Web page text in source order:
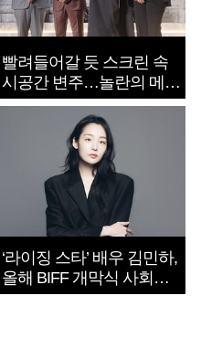
빨려들어갈 듯 스크린 속
시공간 변주…놀란의 메시
지는 ‘전쟁 속죄’
‘라이징 스타’ 배우 김민하,
올해 BIFF 개막식 사회자
확정